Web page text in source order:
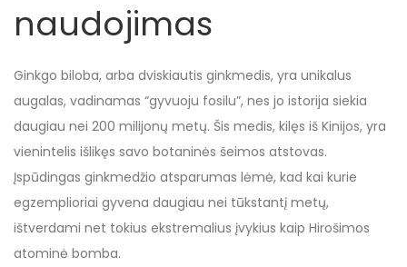
naudojimas
Ginkgo biloba, arba dviskiautis ginkmedis, yra unikalus
augalas, vadinamas “gyvuoju fosilu”, nes jo istorija siekia
daugiau nei 200 milijonų metų. Šis medis, kilęs iš Kinijos, yra
vienintelis išlikęs savo botaninės šeimos atstovas.
Įspūdingas ginkmedžio atsparumas lėmė, kad kai kurie
egzemplioriai gyvena daugiau nei tūkstantį metų,
ištverdami net tokius ekstremalius įvykius kaip Hirošimos
atominė bomba.